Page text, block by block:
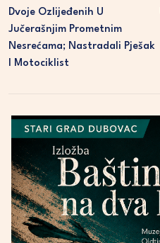
Dvoje Ozlijeđenih U
Jučerašnjim Prometnim
Nesrećama; Nastradali Pješak
I Motociklist